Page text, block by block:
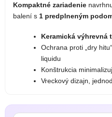
Kompaktné zariadenie
balení s 1 predplneným
Keramická výhrevná
Ochrana proti „dry
liquidu
Konštrukcia
Vreckový dizajn,